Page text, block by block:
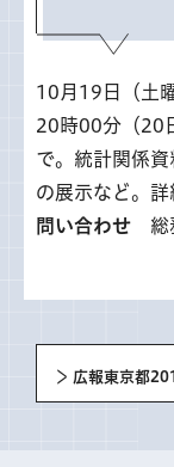
10月19日（土
20時00分（20
で。統計関係
の展示など。詳
問い合わせ 総
広報東京都